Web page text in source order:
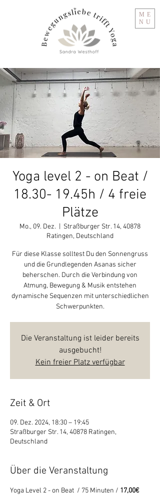
ME
NU
Yoga level 2 - on Beat /
18.30- 19.45h / 4 freie
Plätze
Mo., 09. Dez.
Straßburger Str. 14, 40878
Ratingen, Deutschland
Für diese Klasse solltest Du den Sonnengruss
und die Grundlegenden Asanas sicher
beherschen. Durch die Verbindung von
Atmung, Bewegung & Musik entstehen
dynamische Sequenzen mit unterschiedlichen
Schwerpunkten.
Die Veranstaltung ist leider bereits
ausgebucht!
Kein freier Platz verfügbar
Zeit & Ort
09. Dez. 2024, 18:30 – 19:45
Straßburger Str. 14, 40878 Ratingen,
Deutschland
Über die Veranstaltung
Yoga Level 2 - on Beat  / 75 Minuten / 17,00€